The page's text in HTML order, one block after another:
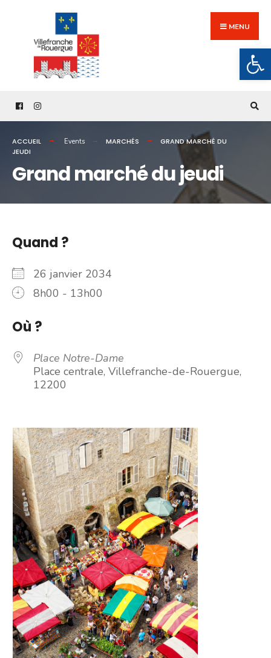
content
MENU
ACCUEIL Events MARCHÉS
GRAND MARCHÉ DU
JEUDI
Grand marché du jeudi
Quand ?
26 janvier 2034
8h00 - 13h00
Où ?
Place Notre-Dame
Place centrale, Villefranche-de-Rouergue,
12200